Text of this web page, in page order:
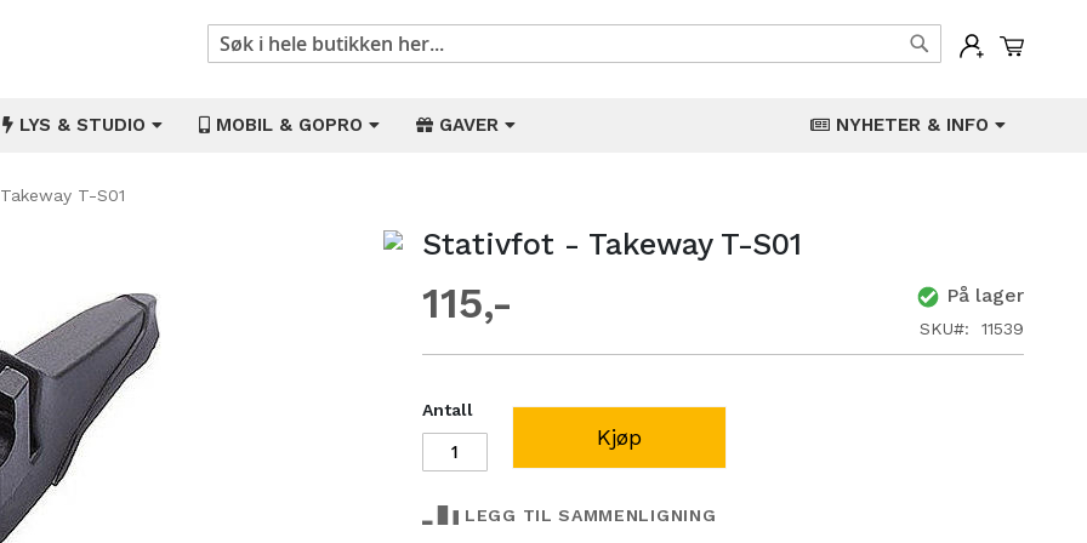
Min
Søk
LYS & STUDIO MOBIL & GOPRO GAVER NYHETER & INFO
T-S01
Stativfot - Takeway T-S01
115 På lager
SKU 11539
Antall
Kjøp
LEGG TIL SAMMENLIGNING
Gå
begynnelsen